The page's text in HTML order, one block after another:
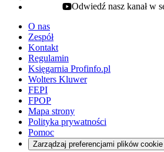
youtube - otwiera się w nowej karcie
Odwiedź nasz kanał w
O nas
Zespół
Kontakt
Regulamin
Księgarnia Profinfo.pl
Wolters Kluwer
FEPI
FPOP
Mapa strony
Polityka prywatności
Pomoc
Zarządzaj preferencjami plików cookie